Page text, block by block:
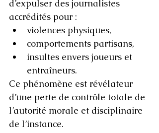
d’expulser des journalistes
accrédités pour :
violences physiques,
comportements partisans,
insultes envers joueurs et
entraîneurs.
Ce phénomène est révélateur
d’une perte de contrôle totale de
l’autorité morale et disciplinaire
de l’instance.